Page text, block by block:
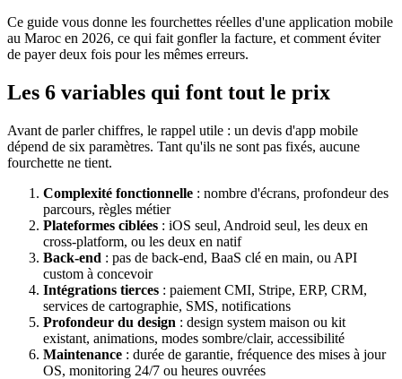
Ce guide vous donne les fourchettes réelles d'une application mobile
au Maroc en 2026, ce qui fait gonfler la facture, et comment éviter
de payer deux fois pour les mêmes erreurs.
Les 6 variables qui font tout le prix
Avant de parler chiffres, le rappel utile : un devis d'app mobile
dépend de six paramètres. Tant qu'ils ne sont pas fixés, aucune
fourchette ne tient.
Complexité fonctionnelle : nombre d'écrans, profondeur des
parcours, règles métier
Plateformes ciblées : iOS seul, Android seul, les deux en
cross-platform, ou les deux en natif
Back-end : pas de back-end, BaaS clé en main, ou API
custom à concevoir
Intégrations tierces : paiement CMI, Stripe, ERP, CRM,
services de cartographie, SMS, notifications
Profondeur du design : design system maison ou kit
existant, animations, modes sombre/clair, accessibilité
Maintenance : durée de garantie, fréquence des mises à jour
OS, monitoring 24/7 ou heures ouvrées